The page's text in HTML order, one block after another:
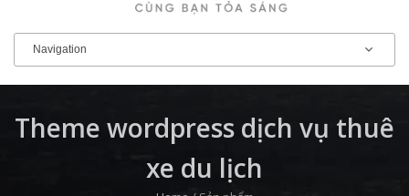
Theme wordpress dịch vụ thuê
xe du lịch